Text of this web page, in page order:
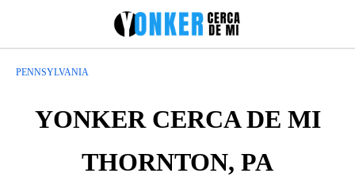
PENNSYLVANIA
YONKER CERCA DE MI
THORNTON, PA